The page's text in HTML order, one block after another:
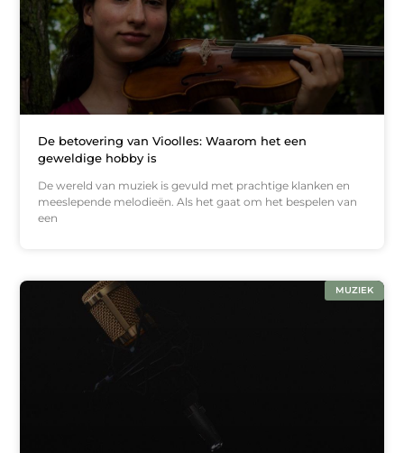
De betovering van Vioolles: Waarom het een
geweldige hobby is
De wereld van muziek is gevuld met prachtige klanken en
meeslepende melodieën. Als het gaat om het bespelen van
een
MUZIEK